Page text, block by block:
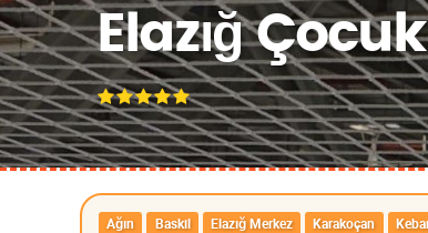
Elazığ
Ağın Baskil Elazığ Merkez Karakoçan